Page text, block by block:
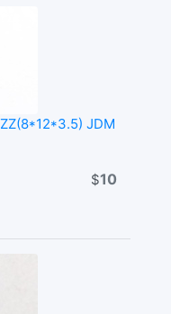
JDM
$10